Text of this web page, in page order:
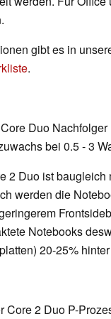
gibt es in
.
Duo
bei 0.5 - 3
2 Duo ist
werden die
Notebooks
20-25%
Core 2 Duo P-